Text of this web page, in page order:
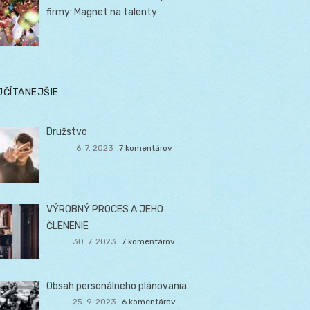
firmy: Magnet na talenty
Družstvo
6. 7. 2023 7 komentárov
VÝROBNÝ PROCES A JEHO
ČLENENIE
30. 7. 2023 7 komentárov
Obsah personálneho plánovania
25. 9. 2023 6 komentárov